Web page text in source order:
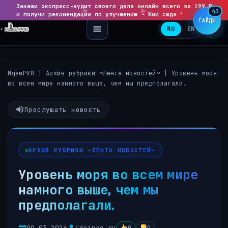
Закажи экспресс-аудит своего дела онлайн всего за 199 ₽
и получи рекомендации по улучшению - Жми сюда !
▶
RU EN
ИдеиPRO Архив рубрики ~Лента новостей~
Уровень моря
во всем мире намного выше, чем мы предполагали.
Прослушать новость
АРХИВ РУБРИКИ ~ЛЕНТА НОВОСТЕЙ~
Уровень моря во всем мире
намного выше, чем мы
предполагали.
ГАЙДЫ
43